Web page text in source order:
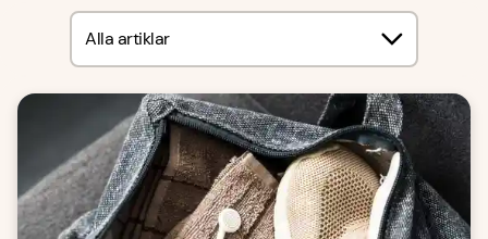
Alla artiklar